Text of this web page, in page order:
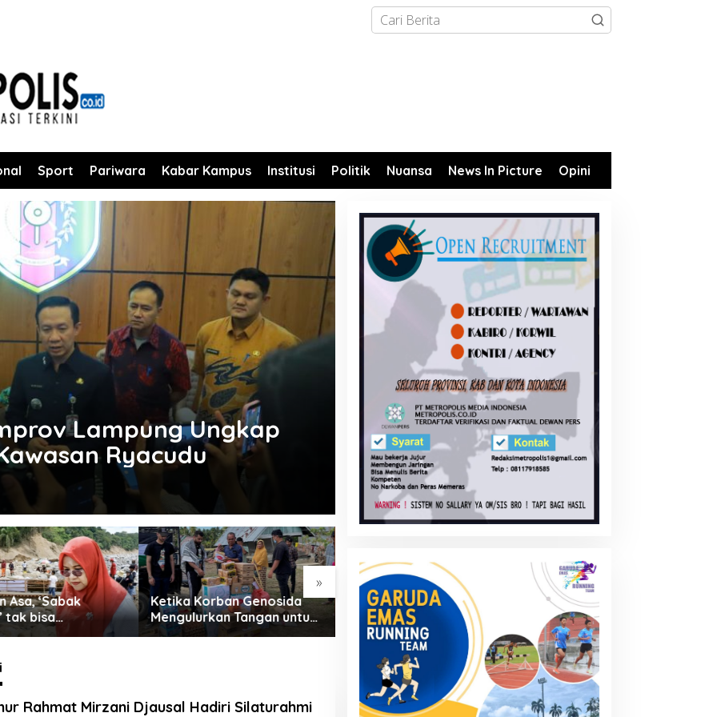
Sport Pariwara Kabar Kampus Institusi Politik Nuansa News In Picture Opini
Lampung Ungkap
Ryacudu
»
Genosida
Tangan untuk
BPJS, Rohan, dan Rojali:
Opera Sunyi di Negeri yang
Ramai Tapi Sepi
Pentingnya Pembentukan
Karakter Generasi di Era
VUCA
Transaksi Crypto Currency:
Siapkah Negara ini ?
Rahmat Mirzani Djausal Hadiri Silaturahmi